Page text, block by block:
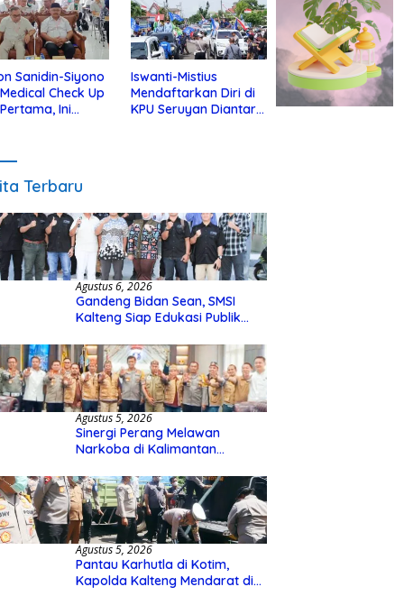
Sanidin-Siyono
Check Up
Ini
Iswanti-Mistius
Mendaftarkan Diri di
KPU Seruyan Diantar
Terbaru
Agustus 6, 2026
Gandeng Bidan Sean, SMSI
Kalteng Siap Edukasi Publik
Agustus 5, 2026
Sinergi Perang Melawan
Narkoba di Kalimantan
Kalteng Siapkan Deklarasi
Akbar
Agustus 5, 2026
Pantau Karhutla di Kotim,
Kapolda Kalteng Mendarat di